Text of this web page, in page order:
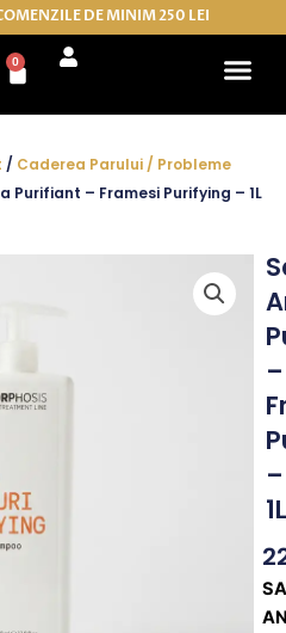
DE MINIM 250 LEI
0
Cart
/ Caderea Parului / Probleme
– Framesi Purifying – 1L
–
–
1L